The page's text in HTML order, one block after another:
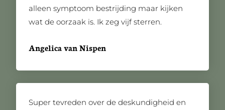
alleen symptoom bestrijding maar kijken
wat de oorzaak is. Ik zeg vijf sterren.
Angelica van Nispen
Super tevreden over de deskundigheid en